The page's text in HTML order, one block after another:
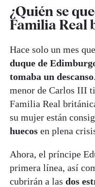
¿Quién se
Familia Real
Hace solo un mes
duque de
tomaba un descanso
menor de Carlos III
Familia Real
su mujer están
huecos en plena
Ahora, el príncipe
primera línea, así
cubrirán a las dos